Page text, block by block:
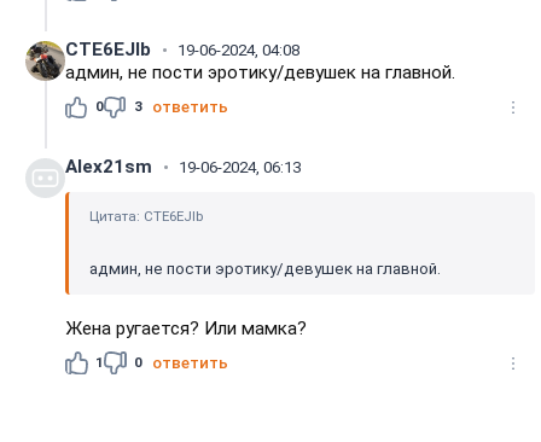
CTE6EJIb 19-06-2024, 04:08
админ, не пости эротику/девушек на главной.
0 3 ответить
Alex21sm 19-06-2024, 06:13
Цитата: CTE6EJIb
админ, не пости эротику/девушек на главной.
Жена ругается? Или мамка?
1 0 ответить